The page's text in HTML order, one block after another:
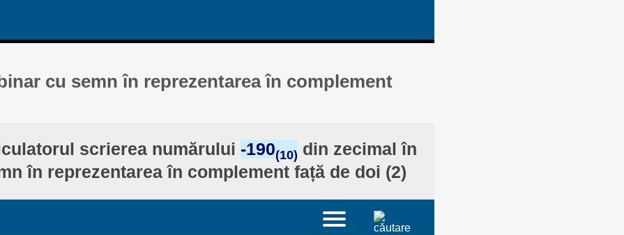
cu semn în reprezentarea în complement
scrierea numărului -190(10) din zecimal în
în reprezentarea în complement față de doi (2)